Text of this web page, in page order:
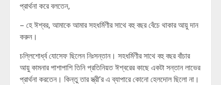
প্রার্থনা করে বলতেন,
– হে ঈশ্বর, আমাকে আমার সহধর্মিণীর সাথে বহু বছর বেঁচে থাকার আয়ু দান
করুন।
চল্লিশোর্ধ্ব যোসেফ ছিলেন নিঃসন্তান। সহধর্মিণীর সাথে বহু বছর বাঁচার
আয়ু কামনার পাশাপাশি তিনি প্রতিনিয়ত ঈশ্বরের কাছে একটা সন্তান লাভের
প্রার্থনা করতেন। কিন্তু তার স্ত্রী’র এ ব্যাপারে কোনো হেলদোল ছিলো না।